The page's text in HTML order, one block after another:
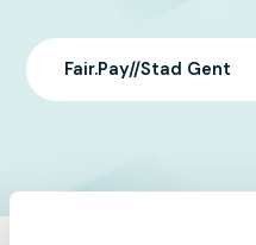
Fair.Pay//Stad Gent